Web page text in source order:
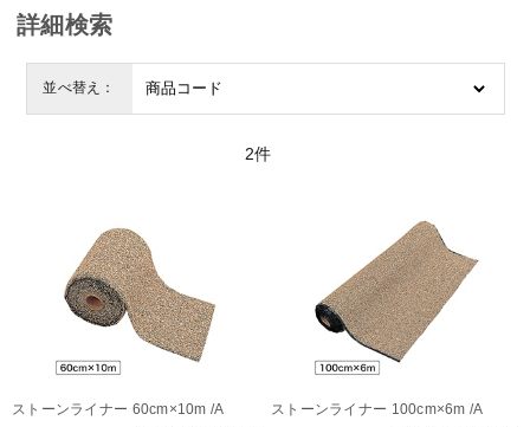
詳細検索
並べ替え：
2件
ストーンライナー 60cm×10m /A ストーンライナー 100cm×6m /A